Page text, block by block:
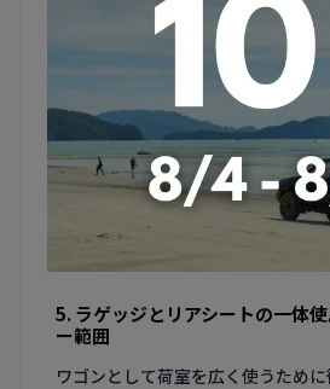
上級グレードでは内装の加飾やシー
バーのフィッティングに影響する
ード名と年式の両方で適合を確認し
4. 長距離通勤ユーザー向けの耐
年間2万キロ以上走行するオーナー
は、耐摩耗テストの数値が高い素
経済的です。PVCレザーの中でも高
すめです。
5. ラゲッジとリアシートの一体
ー範囲
ワゴンとして荷室を広く使うため